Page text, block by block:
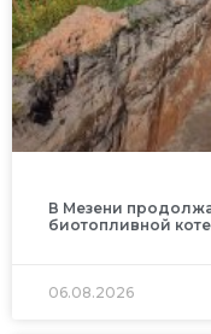
В Мезени
биотопливной
06.08.2026